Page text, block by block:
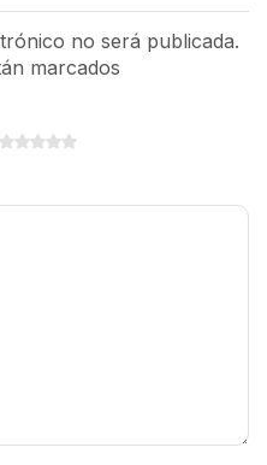
no será publicada.
marcados